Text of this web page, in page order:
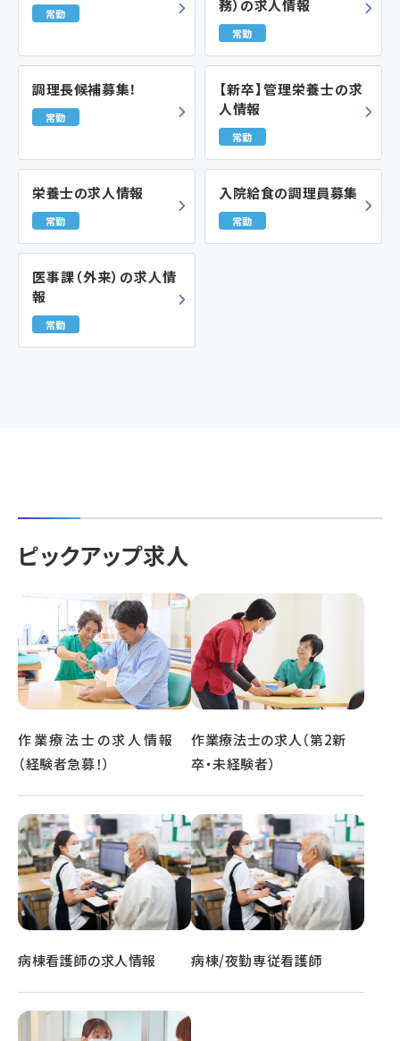
常勤 務）の求人情報
常勤
調理長候補募集！
常勤
【新卒】管理栄養士の求
人情報
常勤
栄養士の求人情報
常勤
入院給食の調理員募集
常勤
医事課（外来）の求人情
報
常勤
ピックアップ求人
作業療法士の求人情報
（経験者急募！）
作業療法士の求人（第2新
卒・未経験者）
病棟看護師の求人情報 病棟/夜勤専従看護師